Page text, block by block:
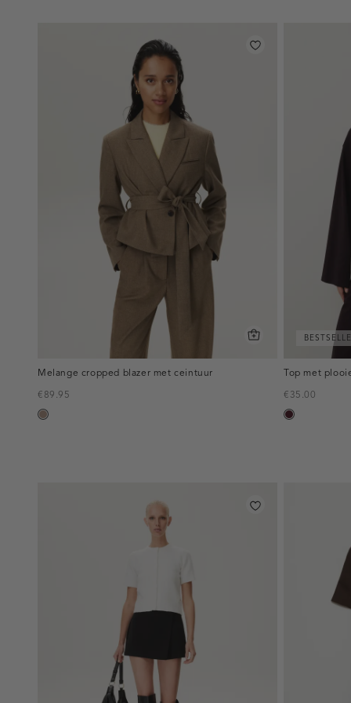
Melange cropped blazer met ceintuur
€89.95
taupe,
Top met
€35.00
pruim,